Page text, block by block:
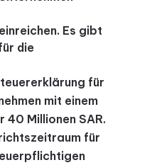
Es gibt
die
für
mit einem
40 Millionen SAR.
für